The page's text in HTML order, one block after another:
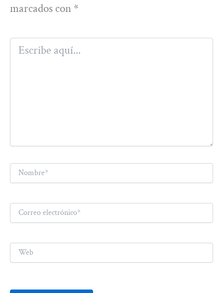
marcados con *
Escribe
aquí...
Nombre*
Correo
electrónico*
Web